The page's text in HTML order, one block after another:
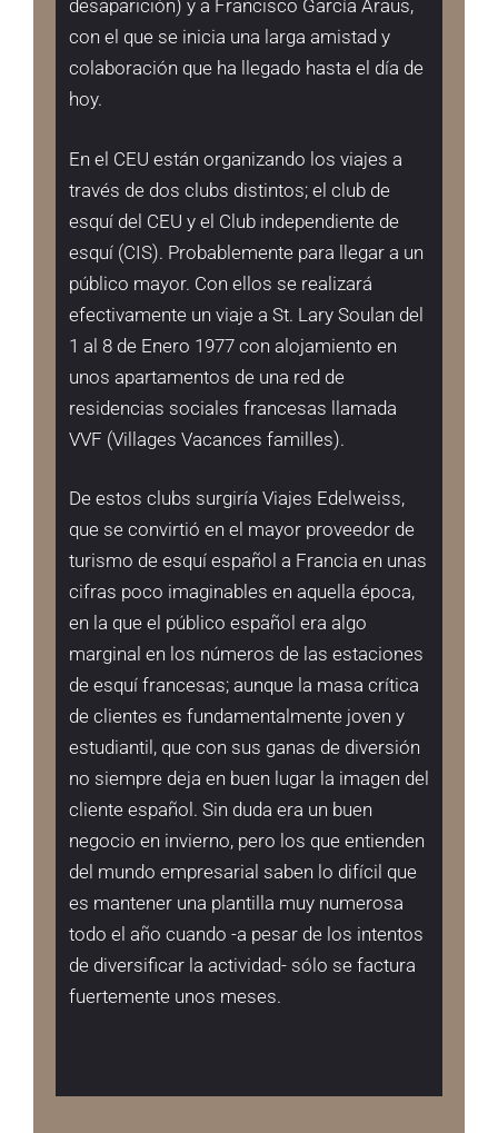
desaparición) y a Francisco García Araus,
con el que se inicia una larga amistad y
colaboración que ha llegado hasta el día de
hoy.
En el CEU están organizando los viajes a
través de dos clubs distintos; el club de
esquí del CEU y el Club independiente de
esquí (CIS). Probablemente para llegar a un
público mayor. Con ellos se realizará
efectivamente un viaje a St. Lary Soulan del
1 al 8 de Enero 1977 con alojamiento en
unos apartamentos de una red de
residencias sociales francesas llamada
VVF (Villages Vacances familles).
De estos clubs surgiría Viajes Edelweiss,
que se convirtió en el mayor proveedor de
turismo de esquí español a Francia en unas
cifras poco imaginables en aquella época,
en la que el público español era algo
marginal en los números de las estaciones
de esquí francesas; aunque la masa crítica
de clientes es fundamentalmente joven y
estudiantil, que con sus ganas de diversión
no siempre deja en buen lugar la imagen del
cliente español. Sin duda era un buen
negocio en invierno, pero los que entienden
del mundo empresarial saben lo difícil que
es mantener una plantilla muy numerosa
todo el año cuando -a pesar de los intentos
de diversificar la actividad- sólo se factura
fuertemente unos meses.